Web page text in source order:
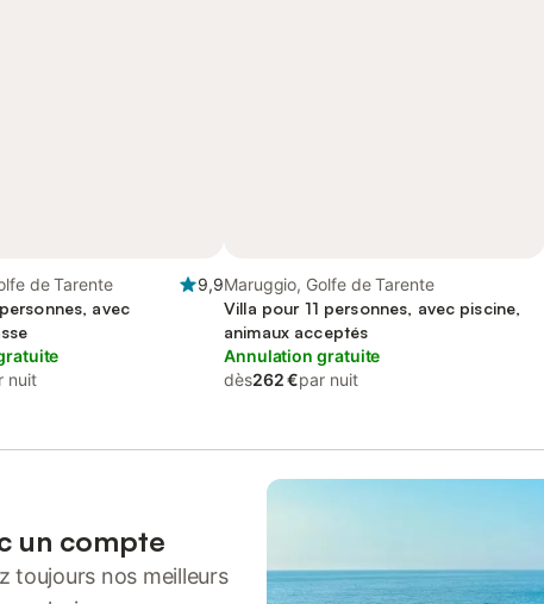
de Tarente
9,9
avec
nuit
Maruggio, Golfe de Tarente
Villa pour 11 personnes, avec piscine,
animaux acceptés
Annulation gratuite
dès262 €par nuit
un compte
toujours nos meilleurs